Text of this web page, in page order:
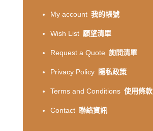
My account 我的帳號
Wish List 願望清單
Request a Quote 詢問清單
Privacy Policy 隱私政策
Terms and Conditions 使用條款
Contact 聯絡資訊